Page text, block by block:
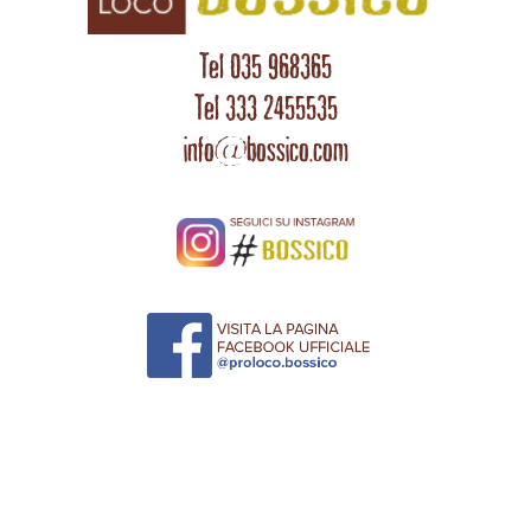
Tel 035 968365
Tel 333 2455535
info@bossico.com